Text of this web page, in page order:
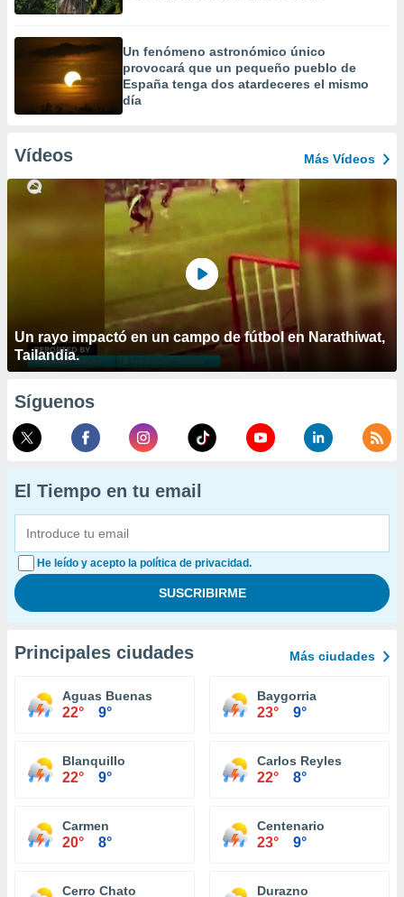
Un fenómeno astronómico único
provocará que un pequeño pueblo de
España tenga dos atardeceres el mismo
día
Vídeos Más Vídeos
Un rayo impactó en un campo de fútbol en Narathiwat,
Tailandia.
Síguenos
El Tiempo en tu email
He leído y acepto la política de privacidad.
Principales ciudades Más ciudades
Aguas Buenas
22° 9°
Baygorria
23° 9°
Blanquillo
22° 9°
Carlos Reyles
22° 8°
Carmen
20° 8°
Centenario
23° 9°
Cerro Chato Durazno